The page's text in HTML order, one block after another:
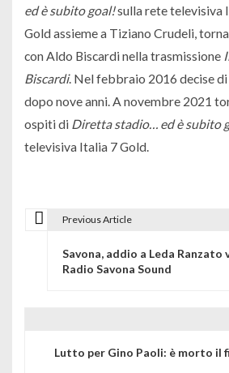
ed è subito goal!sulla rete televisiva
Gold assieme a Tiziano Crudeli,
con Aldo Biscardi nella trasmissione
Biscardi. Nel febbraio 2016 decise
dopo nove anni.A novembre 2021
ospiti di Diretta stadio… ed è subito
televisiva Italia 7 Gold.
Previous Article
Savona, addio a Leda Ranzato
Radio Savona Sound
Lutto per Gino Paoli: è morto il